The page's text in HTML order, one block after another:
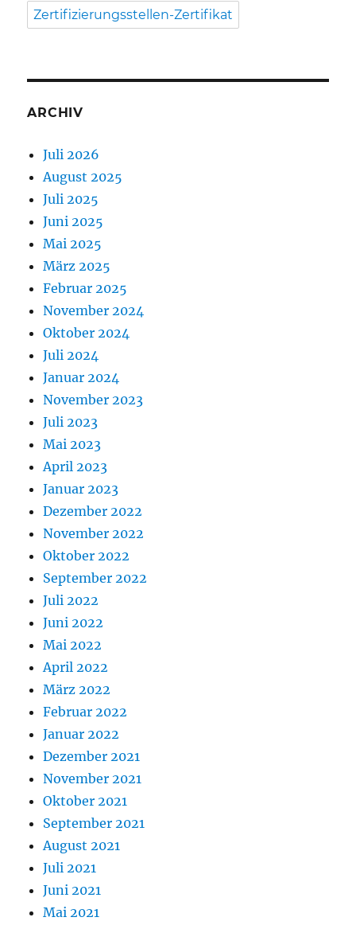
Zertifizierungsstellen-Zertifikat
ARCHIV
Juli 2026
August 2025
Juli 2025
Juni 2025
Mai 2025
März 2025
Februar 2025
November 2024
Oktober 2024
Juli 2024
Januar 2024
November 2023
Juli 2023
Mai 2023
April 2023
Januar 2023
Dezember 2022
November 2022
Oktober 2022
September 2022
Juli 2022
Juni 2022
Mai 2022
April 2022
März 2022
Februar 2022
Januar 2022
Dezember 2021
November 2021
Oktober 2021
September 2021
August 2021
Juli 2021
Juni 2021
Mai 2021